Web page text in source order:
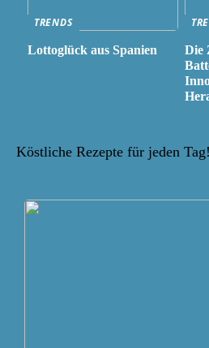
TRENDS
Lottoglück aus Spanien
Die
Köstliche Rezepte für jeden Tag!